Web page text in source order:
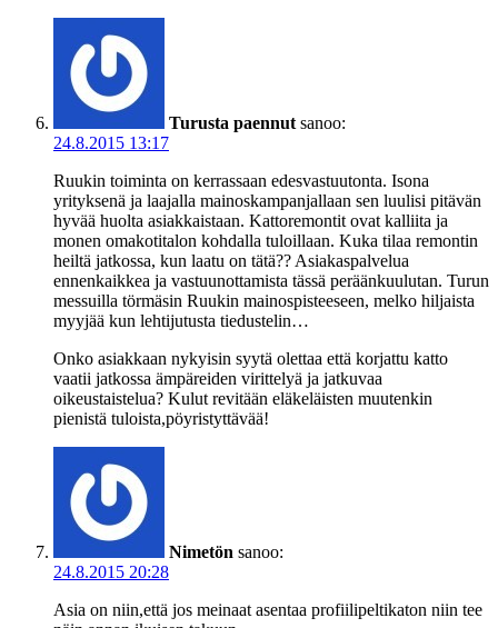
Turusta paennut sanoo:
24.8.2015 13:17
Ruukin toiminta on kerrassaan edesvastuutonta. Isona
yrityksenä ja laajalla mainoskampanjallaan sen luulisi pitävän
hyvää huolta asiakkaistaan. Kattoremontit ovat kalliita ja
monen omakotitalon kohdalla tuloillaan. Kuka tilaa remontin
heiltä jatkossa, kun laatu on tätä?? Asiakaspalvelua
ennenkaikkea ja vastuunottamista tässä peräänkuulutan. Turun
messuilla törmäsin Ruukin mainospisteeseen, melko hiljaista
myyjää kun lehtijutusta tiedustelin…
Onko asiakkaan nykyisin syytä olettaa että korjattu katto
vaatii jatkossa ämpäreiden virittelyä ja jatkuvaa
oikeustaistelua? Kulut revitään eläkeläisten muutenkin
pienistä tuloista,pöyristyttävää!
Nimetön sanoo:
24.8.2015 20:28
Asia on niin,että jos meinaat asentaa profiilipeltikaton niin tee